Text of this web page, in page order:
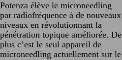
Potenza élève le microneedling
par radiofréquence à de nouveaux
niveaux en révolutionnant la
pénétration topique améliorée. De
plus c’est le seul appareil de
microneedling actuellement sur le